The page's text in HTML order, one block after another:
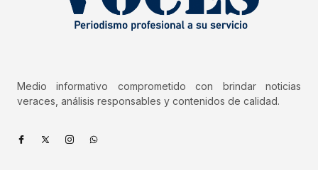
Medio informativo comprometido con brindar noticias
veraces, análisis responsables y contenidos de calidad.